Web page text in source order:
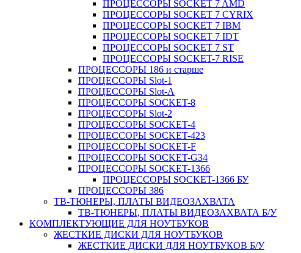
ПРОЦЕССОРЫ SOCKET 7 AMD
ПРОЦЕССОРЫ SOCKET 7 CYRIX
ПРОЦЕССОРЫ SOCKET 7 IBM
ПРОЦЕССОРЫ SOCKET 7 IDT
ПРОЦЕССОРЫ SOCKET 7 ST
ПРОЦЕССОРЫ SOCKET-7 RISE
ПРОЦЕССОРЫ 186 и старше
ПРОЦЕССОРЫ Slot-1
ПРОЦЕССОРЫ Slot-A
ПРОЦЕССОРЫ SOCKET-8
ПРОЦЕССОРЫ Slot-2
ПРОЦЕССОРЫ SOCKET-4
ПРОЦЕССОРЫ SOCKET-423
ПРОЦЕССОРЫ SOCKET-F
ПРОЦЕССОРЫ SOCKET-G34
ПРОЦЕССОРЫ SOCKET-1366
ПРОЦЕССОРЫ SOCKET-1366 БУ
ПРОЦЕССОРЫ 386
ТВ-ТЮНЕРЫ, ПЛАТЫ ВИДЕОЗАХВАТА
ТВ-ТЮНЕРЫ, ПЛАТЫ ВИДЕОЗАХВАТА Б/У
КОМПЛЕКТУЮЩИЕ ДЛЯ НОУТБУКОВ
ЖЕСТКИЕ ДИСКИ ДЛЯ НОУТБУКОВ
ЖЕСТКИЕ ДИСКИ ДЛЯ НОУТБУКОВ Б/У